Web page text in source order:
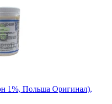
1%, Польша Оригинал),